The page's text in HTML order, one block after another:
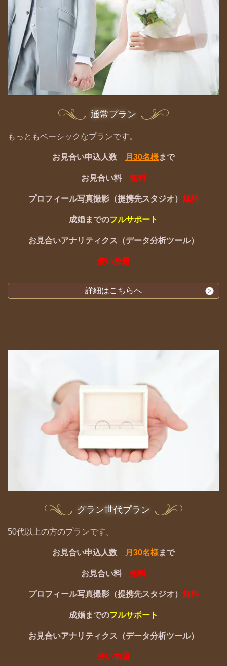
通常プラン
もっともベーシックなプランです。
お見合い申込人数 月30名様まで
お見合い料 無料
プロフィール写真撮影（提携先スタジオ） 無料
成婚までのフルサポート
お見合いアナリティクス（データ分析ツール）
使い放題
詳細はこちらへ
グラン世代プラン
50代以上の方のプランです。
お見合い申込人数 月30名様まで
お見合い料 無料
プロフィール写真撮影（提携先スタジオ） 無料
成婚までのフルサポート
お見合いアナリティクス（データ分析ツール）
使い放題